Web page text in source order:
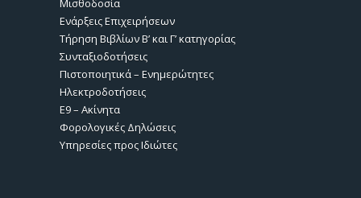
Μισθοδοσία
Ενάρξεις Επιχειρήσεων
Τήρηση Βιβλίων Β’ και Γ’ κατηγορίας
Συνταξιοδοτήσεις
Πιστοποιητικά – Ενημερώτητες
Ηλεκτροδοτήσεις
Ε9 – Ακίνητα
Φορολογικές Δηλώσεις
Υπηρεσίες προς Ιδιώτες